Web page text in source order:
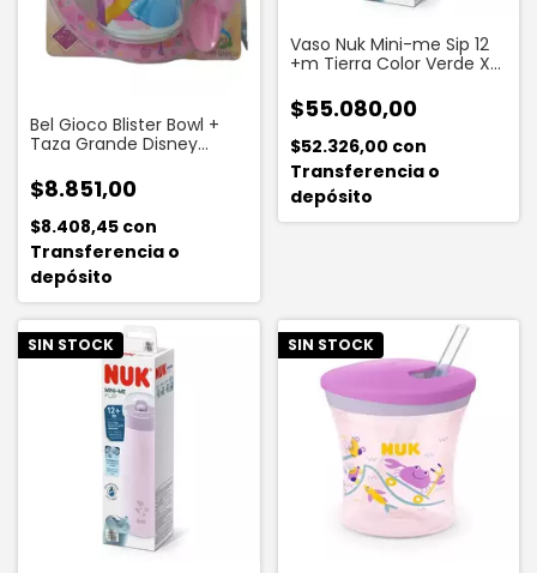
Bel Gioco Blister Bowl +
Taza Grande Disney
$8.851,00
$8.408,45 con
Transferencia o
depósito
Vaso Nuk Mini-me Sip 12
+m Tierra Color Verde X
$55.080,00
$52.326,00 con
Transferencia o
depósito
SIN STOCK SIN STOCK